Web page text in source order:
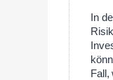
In
Fall,